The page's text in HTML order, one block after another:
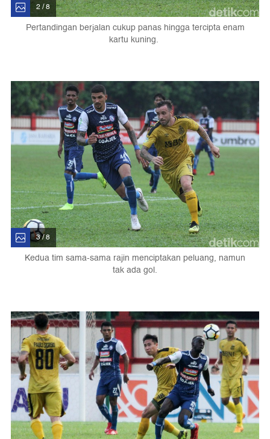
2 / 8
Pertandingan berjalan cukup panas hingga tercipta enam
kartu kuning.
3 / 8
Kedua tim sama-sama rajin menciptakan peluang, namun
tak ada gol.